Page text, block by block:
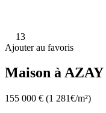
13
Ajouter au favoris
Maison à
155 000 € (1 281€/m²)